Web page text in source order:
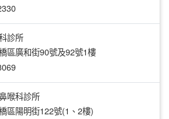
診所
區廣和街90號及92號1樓
喉科診所
區陽明街122號(1、2樓)